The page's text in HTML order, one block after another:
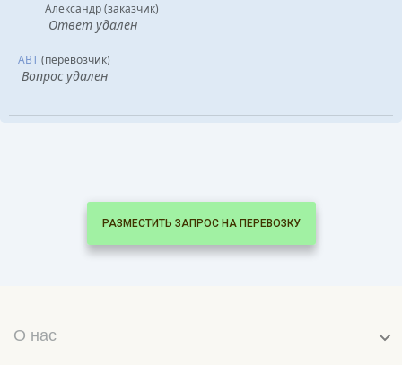
Александр (заказчик)
Ответ удален
АВТ(перевозчик)
Вопрос удален
РАЗМЕСТИТЬ ЗАПРОС НА ПЕРЕВОЗКУ
О нас